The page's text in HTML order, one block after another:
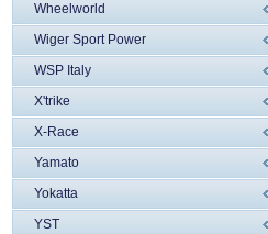
Wheelworld
Wiger Sport Power
WSP Italy
X'trike
X-Race
Yamato
Yokatta
YST